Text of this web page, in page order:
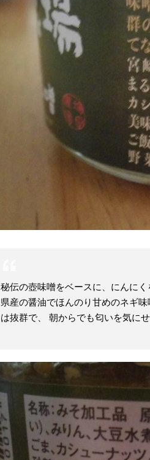
秘伝の壺味噌をベースに、にんに
県産の醤油でほんのり甘めのネギ
は抜群で、 朝からでも匂いを気に